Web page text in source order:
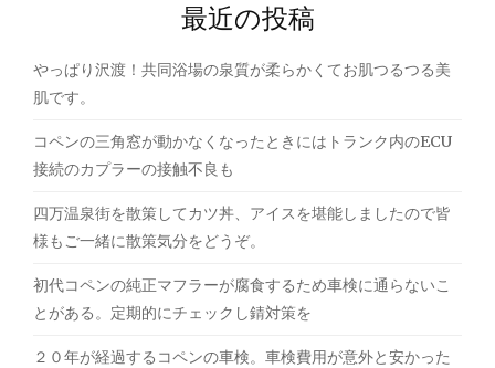
ン
最近の投稿
やっぱり沢渡！共同浴場の泉質が柔らかくてお肌つるつる美
肌です。
コペンの三角窓が動かなくなったときにはトランク内のECU
接続のカプラーの接触不良も
四万温泉街を散策してカツ丼、アイスを堪能しましたので皆
様もご一緒に散策気分をどうぞ。
初代コペンの純正マフラーが腐食するため車検に通らないこ
とがある。定期的にチェックし錆対策を
２０年が経過するコペンの車検。車検費用が意外と安かった